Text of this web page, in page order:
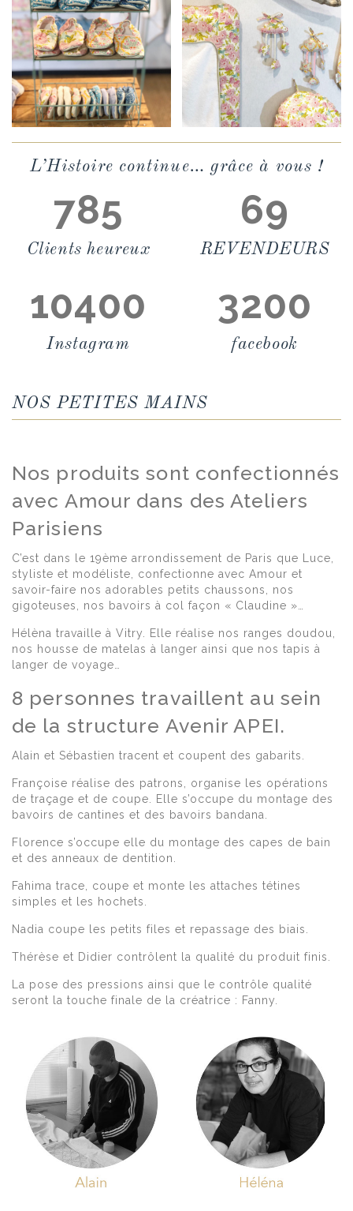
L’Histoire continue… grâce à vous !
785
Clients heureux
69
REVENDEURS
10400
Instagram
3200
facebook
NOS PETITES MAINS
Nos produits sont confectionnés
avec Amour dans des Ateliers
Parisiens
C’est dans le 19ème arrondissement de Paris que Luce,
styliste et modéliste, confectionne avec Amour et
savoir-faire nos adorables petits chaussons, nos
gigoteuses, nos bavoirs à col façon « Claudine »…
Hélèna travaille à Vitry. Elle réalise nos ranges doudou,
nos housse de matelas à langer ainsi que nos tapis à
langer de voyage…
8 personnes travaillent au sein
de la structure Avenir APEI.
Alain et Sébastien tracent et coupent des gabarits.
Françoise réalise des patrons, organise les opérations
de traçage et de coupe. Elle s’occupe du montage des
bavoirs de cantines et des bavoirs bandana.
Florence s’occupe elle du montage des capes de bain
et des anneaux de dentition.
Fahima trace, coupe et monte les attaches tétines
simples et les hochets.
Nadia coupe les petits files et repassage des biais.
Thérèse et Didier contrôlent la qualité du produit finis.
La pose des pressions ainsi que le contrôle qualité
seront la touche finale de la créatrice : Fanny.